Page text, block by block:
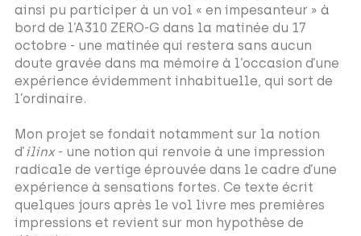
ainsi pu participer à un vol « en impesanteur » à
bord de l’A310 ZERO-G dans la matinée du 17
octobre - une matinée qui restera sans aucun
doute gravée dans ma mémoire à l’occasion d’une
expérience évidemment inhabituelle, qui sort de
l’ordinaire.
Mon projet se fondait notamment sur la notion
d’ ilinx - une notion qui renvoie à une impression
radicale de vertige éprouvée dans le cadre d’une
expérience à sensations fortes. Ce texte écrit
quelques jours après le vol livre mes premières
impressions et revient sur mon hypothèse de